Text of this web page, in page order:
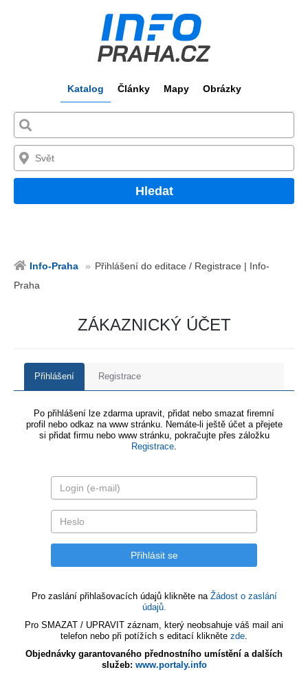
Katalog Články Mapy Obrázky
Hledat
Info-Praha
Přihlášení do editace / Registrace | Info-
Praha
ZÁKAZNICKÝ ÚČET
Přihlášení Registrace
Po přihlášení lze zdarma upravit, přidat nebo smazat firemní
profil nebo odkaz na www stránku. Nemáte-li ještě účet a přejete
si přidat firmu nebo www stránku, pokračujte přes záložku
Registrace.
Pro zaslání přihlašovacích údajů klikněte na Žádost o zaslání
údajů.
Pro SMAZAT / UPRAVIT záznam, který neobsahuje váš mail ani
telefon nebo při potížích s editací klikněte zde.
Objednávky garantovaného přednostního umístění a dalších
služeb: www.portaly.info